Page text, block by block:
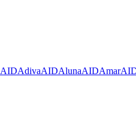
AIDAdivaAIDAlunaAIDAmar